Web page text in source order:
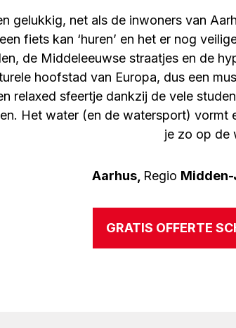
gelukkig, net als de inwoners van
fiets kan ‘huren’ en het er nog
de Middeleeuwse straatjes en de
hoofstad van Europa, dus een
relaxed sfeertje dankzij de vele
Het water (en de watersport)
je zo op de
Aarhus, Regio Midden-
GRATIS OFFERTE